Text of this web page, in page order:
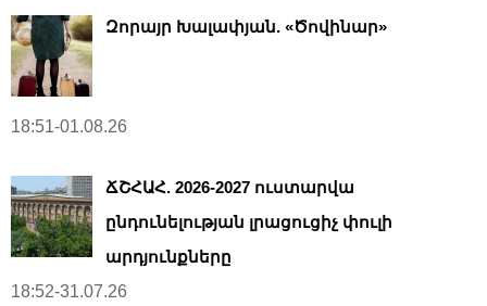
Զորայր Խալափյան. «Ծովինար»
18:51-01.08.26
ՃՇՀԱՀ. 2026-2027 ուստարվա
ընդունելության լրացուցիչ փուլի
արդյունքները
18:52-31.07.26